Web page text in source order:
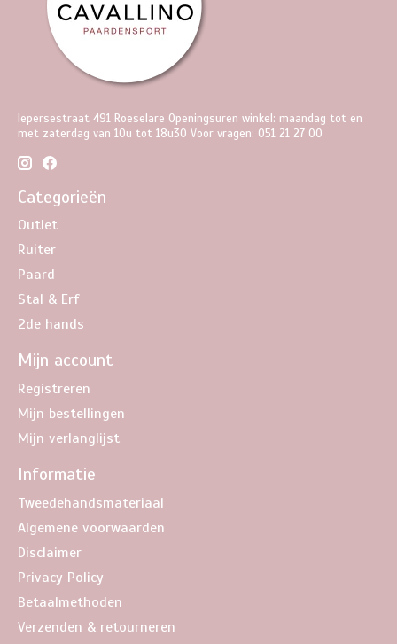
Iepersestraat 491 Roeselare Openingsuren winkel: maandag tot en
met zaterdag van 10u tot 18u30 Voor vragen: 051 21 27 00
Categorieën
Outlet
Ruiter
Paard
Stal & Erf
2de hands
Mijn account
Registreren
Mijn bestellingen
Mijn verlanglijst
Informatie
Tweedehandsmateriaal
Algemene voorwaarden
Disclaimer
Privacy Policy
Betaalmethoden
Verzenden & retourneren